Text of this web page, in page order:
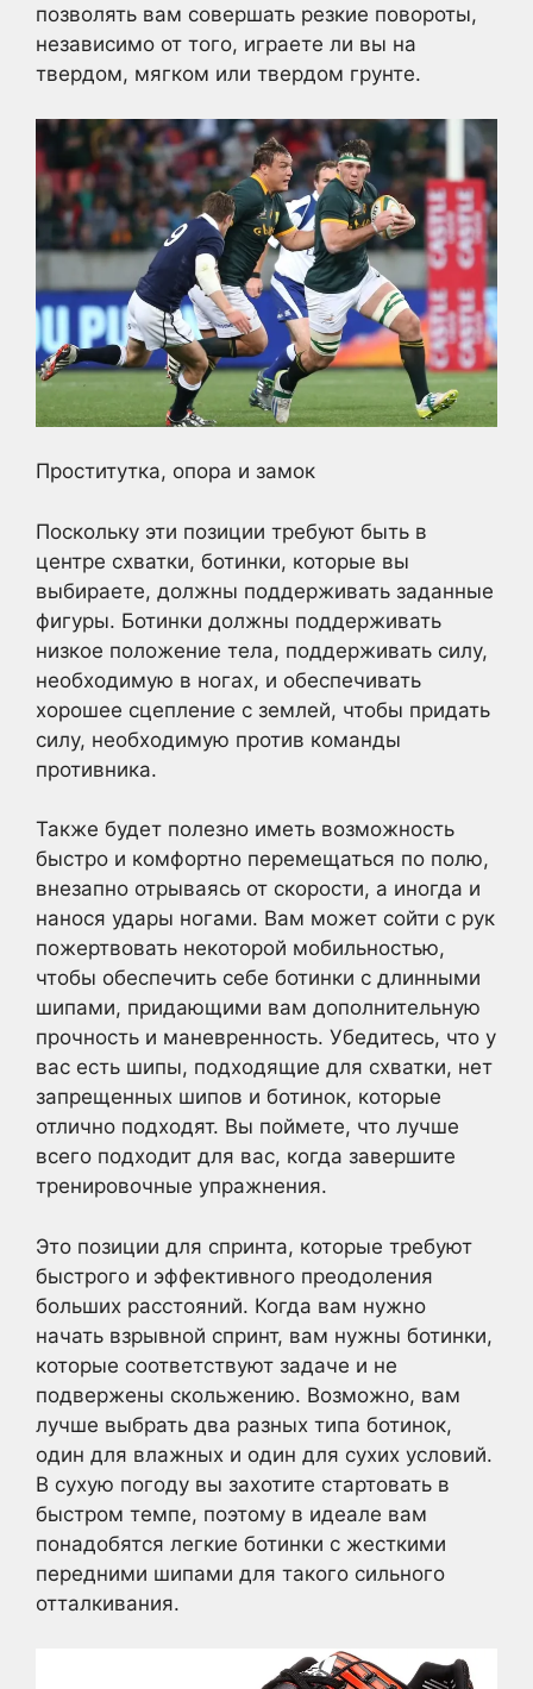
позволять вам совершать резкие повороты,
независимо от того, играете ли вы на
твердом, мягком или твердом грунте.
Проститутка, опора и замок
Поскольку эти позиции требуют быть в
центре схватки, ботинки, которые вы
выбираете, должны поддерживать заданные
фигуры. Ботинки должны поддерживать
низкое положение тела, поддерживать силу,
необходимую в ногах, и обеспечивать
хорошее сцепление с землей, чтобы придать
силу, необходимую против команды
противника.
Также будет полезно иметь возможность
быстро и комфортно перемещаться по полю,
внезапно отрываясь от скорости, а иногда и
нанося удары ногами. Вам может сойти с рук
пожертвовать некоторой мобильностью,
чтобы обеспечить себе ботинки с длинными
шипами, придающими вам дополнительную
прочность и маневренность. Убедитесь, что у
вас есть шипы, подходящие для схватки, нет
запрещенных шипов и ботинок, которые
отлично подходят. Вы поймете, что лучше
всего подходит для вас, когда завершите
тренировочные упражнения.
Это позиции для спринта, которые требуют
быстрого и эффективного преодоления
больших расстояний. Когда вам нужно
начать взрывной спринт, вам нужны ботинки,
которые соответствуют задаче и не
подвержены скольжению. Возможно, вам
лучше выбрать два разных типа ботинок,
один для влажных и один для сухих условий.
В сухую погоду вы захотите стартовать в
быстром темпе, поэтому в идеале вам
понадобятся легкие ботинки с жесткими
передними шипами для такого сильного
отталкивания.